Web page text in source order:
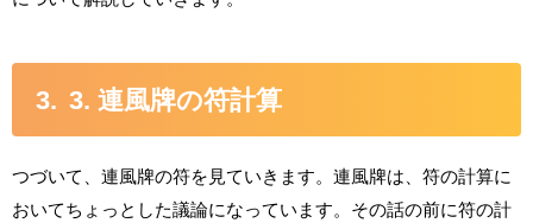
3. 連風牌の符計算
つづいて、連風牌の符を見ていきます。連風牌は、符の計算に
おいてちょっとした議論になっています。その話の前に符の計